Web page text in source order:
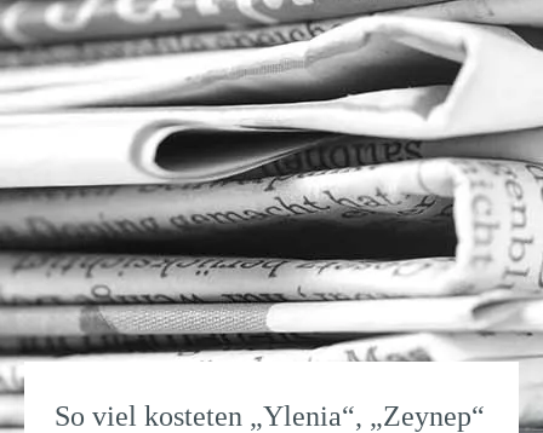
So viel kosteten „Ylenia“, „Zeynep“